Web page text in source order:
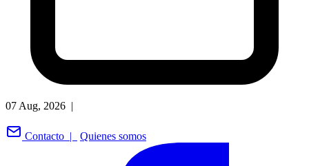
07 Aug, 2026 |
Contacto | Quienes somos